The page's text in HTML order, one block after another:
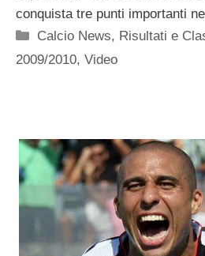
conquista tre punti importanti
Categorie
Calcio News, Risultati e
2009/2010, Video